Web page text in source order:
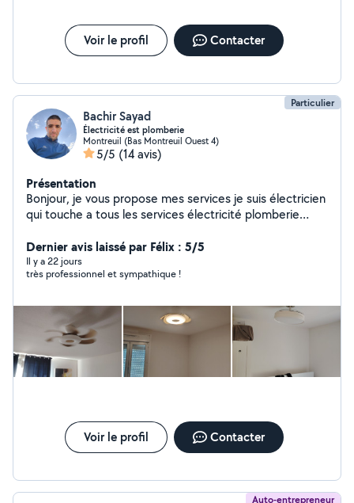
Voir le profil Contacter
Particulier
Bachir Sayad
Électricité est plomberie
Montreuil (Bas Montreuil Ouest 4)
5/5 (14 avis)
Présentation
Bonjour, je vous propose mes services je suis électricien
qui touche a tous les services électricité plomberie
instalation ventilateur chengement de tableau
electrique prise interupteur reparation fuit d'eau
chengement metigeur robineterie zero siix zero neuf
message que je peut pas repondre sur l'apli N'hister pas
à me contacter directement professionnel ,serieux,
attentif
Dernier avis laissé par Félix : 5/5
Il y a 22 jours
très professionnel et sympathique !
Voir le profil Contacter
Auto-entrepreneur